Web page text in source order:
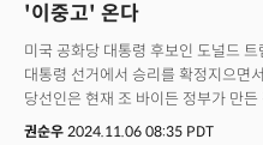
'이중고' 온다
미국 공화당 대통령 후보인 도널드
대통령 선거에서 승리를 확정지으면
당선인은 현재 조 바이든 정부가 만
이런 가운데 미국 공화당이 4년 만에
권순우 2024.11.06 08:35 PDT